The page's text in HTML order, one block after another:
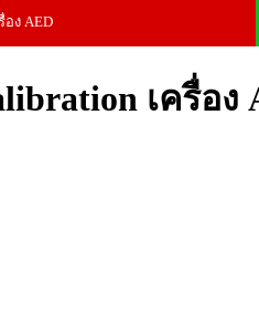
อง AED
เครื่อง